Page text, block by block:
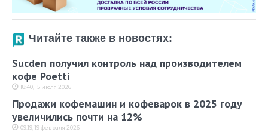
Читайте также в новостях:
Sucden получил контроль над производителем
кофе Poetti
18:40, 15 июля 2026
Продажи кофемашин и кофеварок в 2025 году
увеличились почти на 12%
09:19, 19 февраля 2026